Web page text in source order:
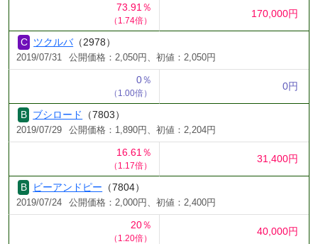
73.91％
（1.74倍）
170,000円
ツクルバ（2978）
2019/07/31 公開価格：2,050円、初値：2,050円
0％
（1.00倍）
0円
ブシロード （7803）
2019/07/29 公開価格：1,890円、初値：2,204円
16.61％
（1.17倍）
31,400円
ビーアンドピー （7804）
2019/07/24 公開価格：2,000円、初値：2,400円
20％
（1.20倍）
40,000円